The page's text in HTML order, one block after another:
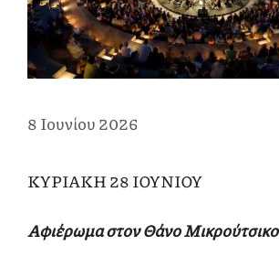
8 Ιουνίου 2026
ΚΥΡΙΑΚΗ 28 ΙΟΥΝΙΟΥ
Αφιέρωμα στον Θάνο Μικρούτσικο